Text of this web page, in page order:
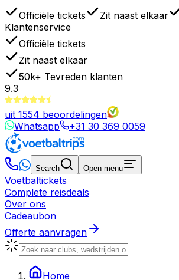
Officiële tickets Zit naast elkaar
Klantenservice
Officiële tickets
Zit naast elkaar
50k+ Tevreden klanten
9.3
uit 1554 beoordelingen
Whatsapp
+31 30 369 0059
Search Open menu
Voetbaltickets
Complete reisdeals
Over ons
Cadeaubon
Offerte aanvragen
Home